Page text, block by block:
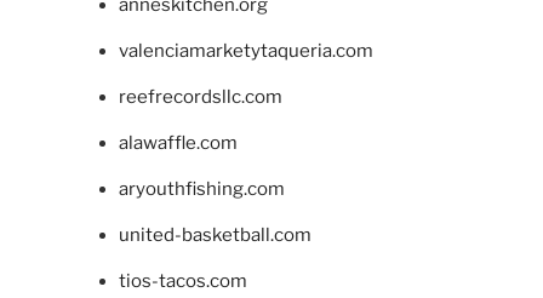
anneskitchen.org
valenciamarketytaqueria.com
reefrecordsllc.com
alawaffle.com
aryouthfishing.com
united-basketball.com
tios-tacos.com